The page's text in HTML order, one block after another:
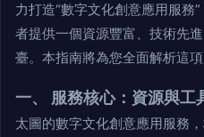
力打造“數字文化創意應用服務
者提供一個資源豐富、技術先
臺。本指南將為您全面解析這
一、 服務核心：資源與工
太圖的數字文化創意應用服務